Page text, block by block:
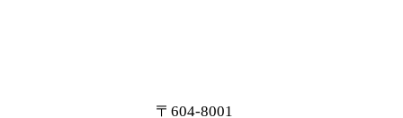
〒604-8001